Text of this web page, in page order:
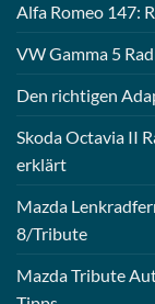
Alfa Romeo 147:
VW Gamma 5
Den richtigen
Skoda Octavia II
erklärt
Mazda
8/Tribute
Mazda Tribute